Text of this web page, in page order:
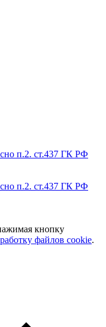
п.2. ст.437 ГК РФ
п.2. ст.437 ГК РФ
кнопку
файлов cookie.